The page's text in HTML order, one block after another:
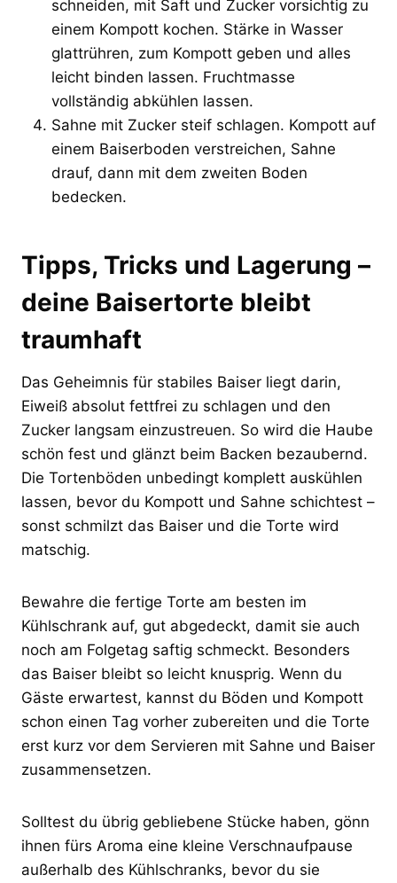
schneiden, mit Saft und Zucker vorsichtig zu
einem Kompott kochen. Stärke in Wasser
glattrühren, zum Kompott geben und alles
leicht binden lassen. Fruchtmasse
vollständig abkühlen lassen.
Sahne mit Zucker steif schlagen. Kompott auf
einem Baiserboden verstreichen, Sahne
drauf, dann mit dem zweiten Boden
bedecken.
Tipps, Tricks und Lagerung –
deine Baisertorte bleibt
traumhaft
Das Geheimnis für stabiles Baiser liegt darin,
Eiweiß absolut fettfrei zu schlagen und den
Zucker langsam einzustreuen. So wird die Haube
schön fest und glänzt beim Backen bezaubernd.
Die Tortenböden unbedingt komplett auskühlen
lassen, bevor du Kompott und Sahne schichtest –
sonst schmilzt das Baiser und die Torte wird
matschig.
Bewahre die fertige Torte am besten im
Kühlschrank auf, gut abgedeckt, damit sie auch
noch am Folgetag saftig schmeckt. Besonders
das Baiser bleibt so leicht knusprig. Wenn du
Gäste erwartest, kannst du Böden und Kompott
schon einen Tag vorher zubereiten und die Torte
erst kurz vor dem Servieren mit Sahne und Baiser
zusammensetzen.
Solltest du übrig gebliebene Stücke haben, gönn
ihnen fürs Aroma eine kleine Verschnaufpause
außerhalb des Kühlschranks, bevor du sie